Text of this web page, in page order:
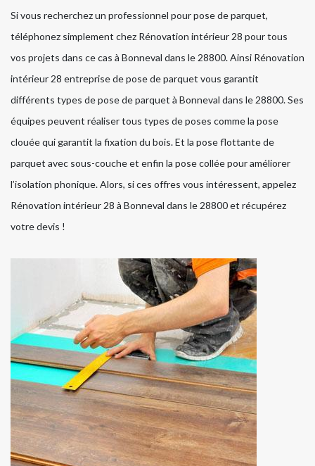
Si vous recherchez un professionnel pour pose de parquet,
téléphonez simplement chez Rénovation intérieur 28 pour tous
vos projets dans ce cas à Bonneval dans le 28800. Ainsi Rénovation
intérieur 28 entreprise de pose de parquet vous garantit
différents types de pose de parquet à Bonneval dans le 28800. Ses
équipes peuvent réaliser tous types de poses comme la pose
clouée qui garantit la fixation du bois. Et la pose flottante de
parquet avec sous-couche et enfin la pose collée pour améliorer
l’isolation phonique. Alors, si ces offres vous intéressent, appelez
Rénovation intérieur 28 à Bonneval dans le 28800 et récupérez
votre devis !